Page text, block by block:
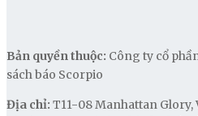
Bản quyền thuộc: Công ty cổ
sách báo Scorpio
Địa chỉ: T11-08 Manhattan